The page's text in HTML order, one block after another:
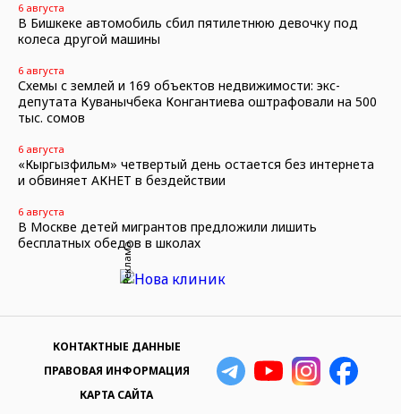
6 августа
В Бишкеке автомобиль сбил пятилетнюю девочку под
колеса другой машины
6 августа
Схемы с землей и 169 объектов недвижимости: экс-
депутата Куванычбека Конгантиева оштрафовали на 500
тыс. сомов
6 августа
«Кыргызфильм» четвертый день остается без интернета
и обвиняет АКНЕТ в бездействии
6 августа
В Москве детей мигрантов предложили лишить
бесплатных обедов в школах
Реклама
КОНТАКТНЫЕ ДАННЫЕ
ПРАВОВАЯ ИНФОРМАЦИЯ
КАРТА САЙТА